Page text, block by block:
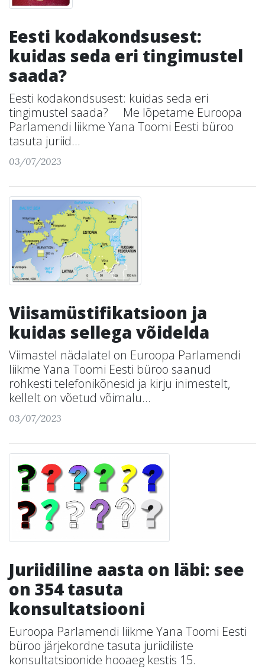
Eesti kodakondsusest:
kuidas seda eri tingimustel
saada?
Eesti kodakondsusest: kuidas seda eri
tingimustel saada? Me lõpetame Euroopa
Parlamendi liikme Yana Toomi Eesti büroo
tasuta juriid...
03/07/2023
Viisamüstifikatsioon ja
kuidas sellega võidelda
Viimastel nädalatel on Euroopa Parlamendi
liikme Yana Toomi Eesti büroo saanud
rohkesti telefonikõnesid ja kirju inimestelt,
kellelt on võetud võimalu...
03/07/2023
Juriidiline aasta on läbi: see
on 354 tasuta
konsultatsiooni
Euroopa Parlamendi liikme Yana Toomi Eesti
büroo järjekordne tasuta juriidiliste
konsultatsioonide hooaeg kestis 15.